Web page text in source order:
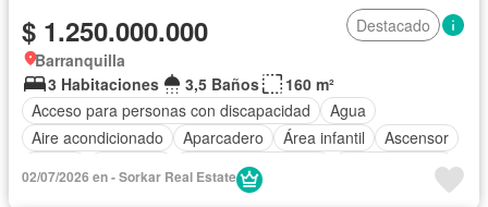
$ 1.250.000.000
Destacado
Barranquilla
3 Habitaciones
3,5 Baños
160 m²
Acceso para personas con discapacidad
Agua
Aire acondicionado
Aparcadero Área infantil
Ascensor
Caseta de vigilancia
Cocina integral
Gas natural
02/07/2026 en - Sorkar Real Estate